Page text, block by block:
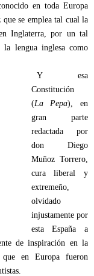
en toda Europa
se emplea tal cual la
Inglaterra, por un tal
la lengua inglesa como
Y esa
Constitución
(La Pepa), en
gran parte
redactada por
don Diego
Muñoz Torrero,
cura liberal y
extremeño,
olvidado
injustamente por
esta España a
de inspiración en la
en Europa fueron